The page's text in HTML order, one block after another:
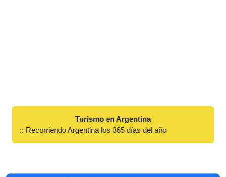
Turismo en Argentina
:: Recorriendo Argentina los 365 días del año